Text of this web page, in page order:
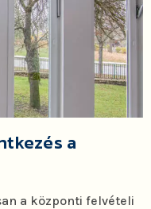
a
a központi felvételi